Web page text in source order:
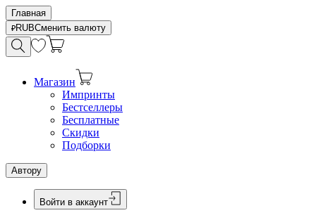
Главная
RUBСменить валюту
Магазин
Импринты
Бестселлеры
Бесплатные
Скидки
Подборки
Автору
Войти в аккаунт